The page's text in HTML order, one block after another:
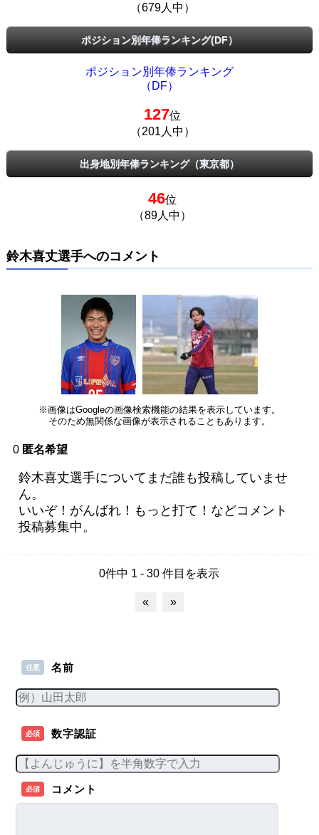
（679人中）
ポジション別年俸ランキング(DF）
ポジション別年俸ランキング
（DF）
127位
（201人中）
出身地別年俸ランキング（東京都）
46位
（89人中）
鈴木喜丈選手へのコメント
※画像はGoogleの画像検索機能の結果を表示しています。
そのため無関係な画像が表示されることもあります。
0 匿名希望
鈴木喜丈選手についてまだ誰も投稿していませ
ん。
いいぞ！がんばれ！もっと打て！などコメント
投稿募集中。
0件中 1 - 30 件目を表示
« »
任意 名前
必須 数字認証
必須 コメント